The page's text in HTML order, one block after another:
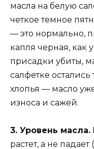
масла на белую
четкое темное
— это нормально,
капля черная, как
присадки убиты,
салфетке
хлопья — масло
износа и сажей.
3. Уровень масла.
растет, а не